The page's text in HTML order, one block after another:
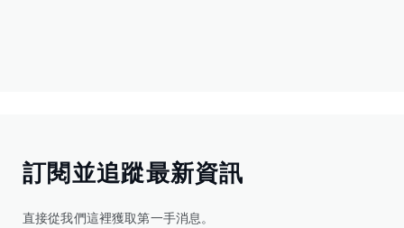
訂閱並追蹤最新資訊
直接從我們這裡獲取第一手消息。